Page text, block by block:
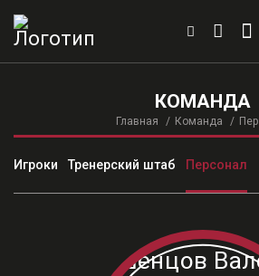
КОМАНДА
Главная Команда
Игроки Тренерский штаб Персонал